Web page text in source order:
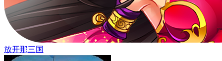
放开那三国